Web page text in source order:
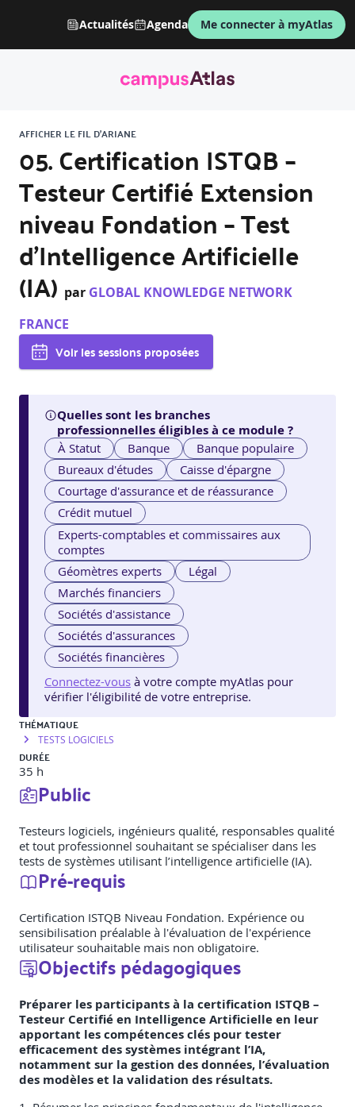
Actualités Agenda Me connecter à myAtlas
AFFICHER LE FIL D'ARIANE
05. Certification ISTQB –
Testeur Certifié Extension
niveau Fondation – Test
d’Intelligence Artificielle
(IA) par GLOBAL KNOWLEDGE NETWORK
FRANCE
Voir les sessions proposées
Quelles sont les branches
professionnelles éligibles à ce module ?
À Statut Banque
Banque populaire
Bureaux d'études
Caisse d'épargne
Courtage d'assurance et de réassurance
Crédit mutuel
Experts-comptables et commissaires aux
comptes
Géomètres experts
Légal
Marchés financiers
Sociétés d'assistance
Sociétés d'assurances
Sociétés financières
Connectez-vous à votre compte myAtlas pour
vérifier l'éligibilité de votre entreprise.
THÉMATIQUE
TESTS LOGICIELS
DURÉE
35 h
Public
Testeurs logiciels, ingénieurs qualité, responsables qualité
et tout professionnel souhaitant se spécialiser dans les
tests de systèmes utilisant l’intelligence artificielle (IA).
Pré-requis
Certification ISTQB Niveau Fondation. Expérience ou
sensibilisation préalable à l'évaluation de l'expérience
utilisateur souhaitable mais non obligatoire.
Objectifs pédagogiques
Préparer les participants à la certification ISTQB –
Testeur Certifié en Intelligence Artificielle en leur
apportant les compétences clés pour tester
efficacement des systèmes intégrant l’IA,
notamment sur la gestion des données, l’évaluation
des modèles et la validation des résultats.